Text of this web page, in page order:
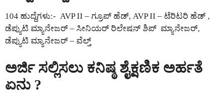
104 ಹುದ್ದೆಗಳು:- AVP II – ಗ್ರೂಪ್ ಹೆಡ್, AVP II – ಟೆರಿಟರಿ ಹೆಡ್ ,
ಡೆಪ್ಯುಟಿ ಮ್ಯಾನೇಜರ್ – ಸೀನಿಯರ್ ರಿಲೇಷನ್ ಶಿಪ್ ಮ್ಯಾನೇಜರ್,
ಡೆಪ್ಯುಟಿ ಮ್ಯಾನೇಜರ್ – ವೆಲ್ತ್
ಅರ್ಜಿ ಸಲ್ಲಿಸಲು ಕನಿಷ್ಠ ಶೈಕ್ಷಣಿಕ ಅರ್ಹತೆ
ಏನು ?